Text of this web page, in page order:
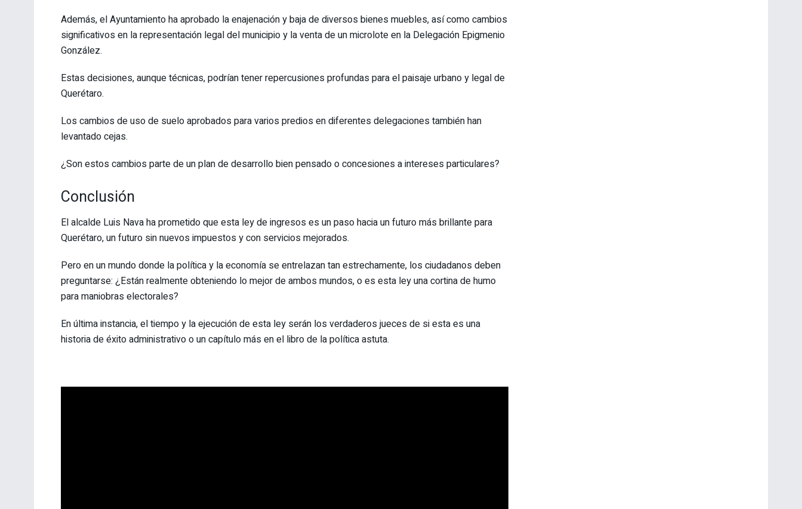
Además, el Ayuntamiento ha aprobado la enajenación y baja de diversos bienes muebles, así como cambios
significativos en la representación legal del municipio y la venta de un microlote en la Delegación Epigmenio
González.
Estas decisiones, aunque técnicas, podrían tener repercusiones profundas para el paisaje urbano y legal de
Querétaro.
Los cambios de uso de suelo aprobados para varios predios en diferentes delegaciones también han
levantado cejas.
¿Son estos cambios parte de un plan de desarrollo bien pensado o concesiones a intereses particulares?
Conclusión
El alcalde Luis Nava ha prometido que esta ley de ingresos es un paso hacia un futuro más brillante para
Querétaro, un futuro sin nuevos impuestos y con servicios mejorados.
Pero en un mundo donde la política y la economía se entrelazan tan estrechamente, los ciudadanos deben
preguntarse: ¿Están realmente obteniendo lo mejor de ambos mundos, o es esta ley una cortina de humo
para maniobras electorales?
En última instancia, el tiempo y la ejecución de esta ley serán los verdaderos jueces de si esta es una
historia de éxito administrativo o un capítulo más en el libro de la política astuta.